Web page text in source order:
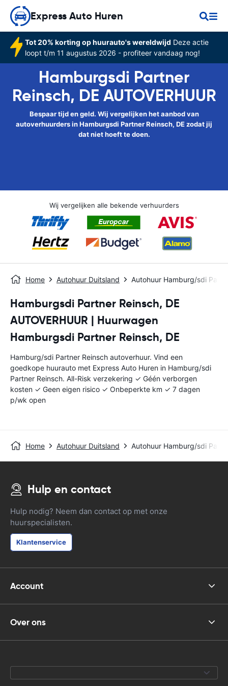
Express Auto Huren
Tot 20% korting op huurauto's wereldwijd Deze actie
loopt t/m 11 augustus 2026 - profiteer vandaag nog!
Hamburgsdi Partner
Reinsch, DE AUTOVERHUUR
Bespaar tijd en geld. Wij vergelijken het aanbod van
autoverhuurders in Hamburgsdi Partner Reinsch, DE zodat jij
dat niet hoeft te doen.
Wij vergelijken alle bekende verhuurders
Home Autohuur Duitsland Autohuur Hamburg/sdi
Hamburgsdi Partner Reinsch, DE
AUTOVERHUUR | Huurwagen
Hamburgsdi Partner Reinsch, DE
Hamburg/sdi Partner Reinsch autoverhuur. Vind een
goedkope huurauto met Express Auto Huren in Hamburg/sdi
Partner Reinsch. All-Risk verzekering ✓ Géén verborgen
kosten ✓ Geen eigen risico ✓ Onbeperkte km ✓ 7 dagen
p/wk open
Home Autohuur Duitsland Autohuur Hamburg/sdi
Hulp en contact
Hulp nodig? Neem dan contact op met onze
huurspecialisten.
Klantenservice
Account
Over ons